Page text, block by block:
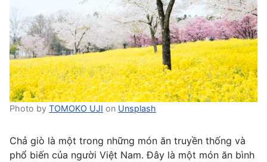
Photo by TOMOKO UJI on Unsplash
Chả giò là một trong những món ăn truyền thống và
phổ biến của người Việt Nam. Đây là một món ăn bình